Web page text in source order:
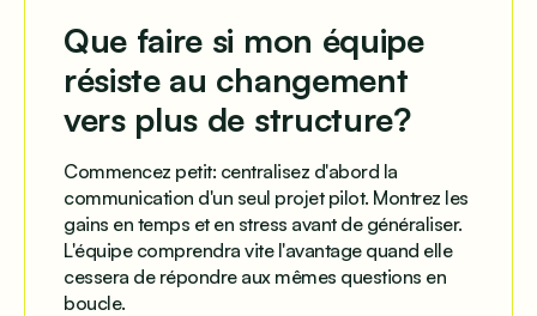
Que faire si mon équipe
résiste au changement
vers plus de structure?
Commencez petit: centralisez d'abord la
communication d'un seul projet pilot. Montrez les
gains en temps et en stress avant de généraliser.
L'équipe comprendra vite l'avantage quand elle
cessera de répondre aux mêmes questions en
boucle.